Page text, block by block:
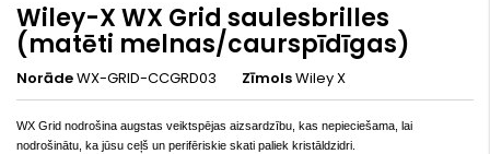
Wiley-X WX Grid saulesbrilles
(matēti melnas/caurspīdīgas)
NorādeWX-GRID-CCGRD03 ZīmolsWiley X
WX Grid nodrošina augstas veiktspējas aizsardzību, kas nepieciešama, lai
nodrošinātu, ka jūsu ceļš un perifēriskie skati paliek kristāldzidri.